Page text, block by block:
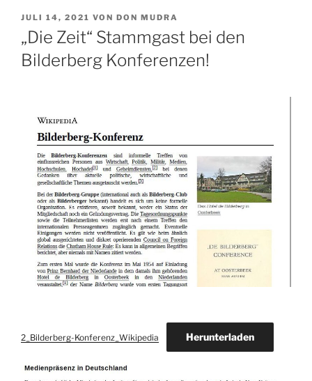
VERÖFFENTLICHT
AM
JULI 14, 2021 VON DON MUDRA
„Die Zeit“ Stammgast bei den
Bilderberg Konferenzen!
2_Bilderberg-Konferenz_Wikipedia Herunterladen